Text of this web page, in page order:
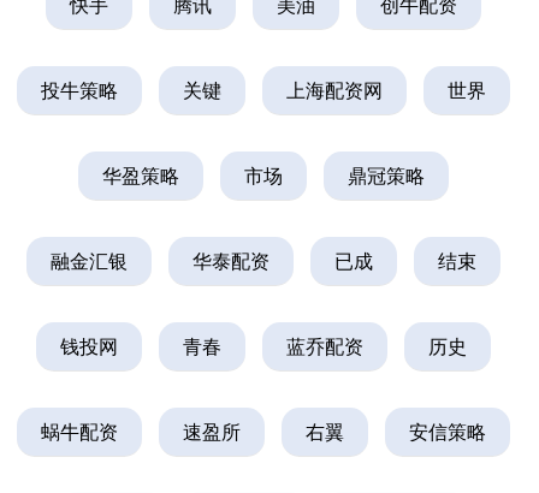
投牛策略 关键 上海配资网 世界
华盈策略 市场 鼎冠策略
融金汇银 华泰配资 已成 结束
钱投网 青春 蓝乔配资 历史
蜗牛配资 速盈所 右翼 安信策略